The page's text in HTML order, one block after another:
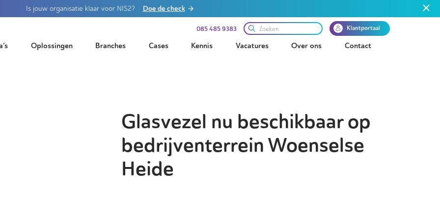
Is jouw organisatie klaar voor NIS2? Doe de check
085 485 9383 Klantportaal
Oplossingen Branches Cases Kennis Vacatures Over ons Contact
Glasvezel nu beschikbaar op
bedrijventerrein Woenselse
Heide